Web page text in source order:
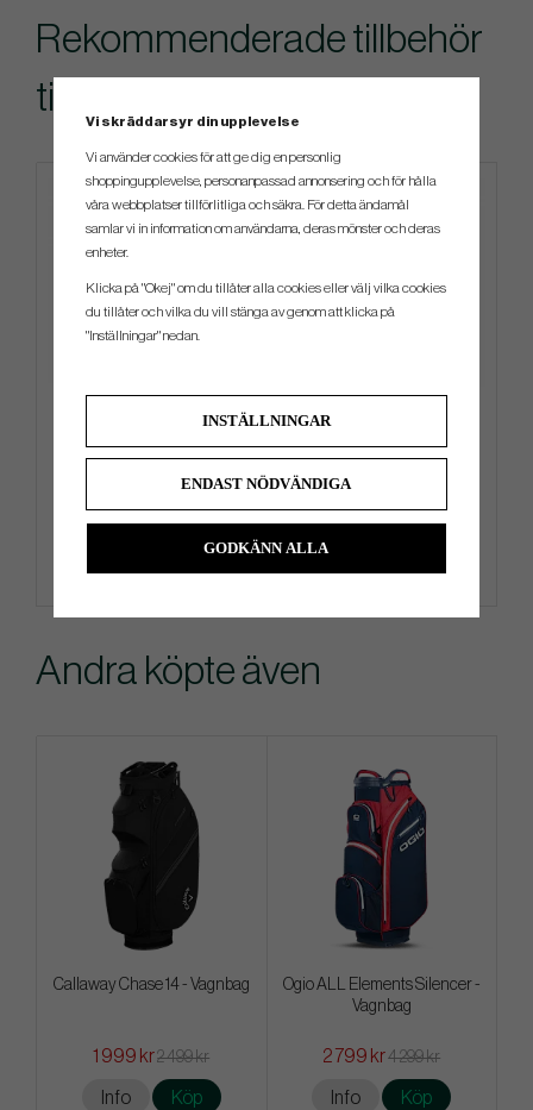
Rekommenderade tillbehör
till denna produkt
G/Fore Azure - Golfhandske
Info Köp Info Köp
Andra köpte även
Callaway Chase 14 - Vagnbag
1 999 kr2 499 kr
Info Köp
Ogio ALL Elements Silencer -
Vagnbag
2 799 kr4 299 kr
Info Köp
Vi skräddarsyr din upplevelse
Vi använder cookies för att ge dig en personlig
shoppingupplevelse, personanpassad annonsering och för hålla
våra webbplatser tillförlitliga och säkra. För detta ändamål
samlar vi in information om användarna, deras mönster och deras
enheter.
Klicka på "Okej" om du tillåter alla cookies eller välj vilka cookies
du tillåter och vilka du vill stänga av genom att klicka på
"Inställningar" nedan.
INSTÄLLNINGAR
ENDAST NÖDVÄNDIGA
GODKÄNN ALLA